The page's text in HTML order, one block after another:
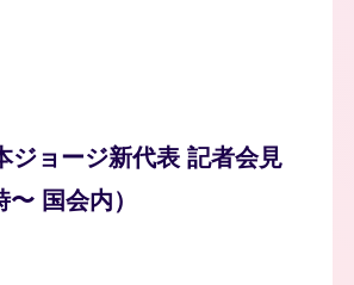
ジョージ新代表 記者会見
〜 国会内）